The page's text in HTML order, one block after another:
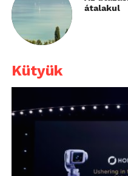
átalakul
Kütyük